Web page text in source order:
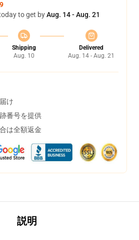
to get byAug. 14 - Aug. 21
Shipping
Aug. 10
Delivered
Aug. 14 - Aug. 21
け
番号を提供
は全額返金
説明